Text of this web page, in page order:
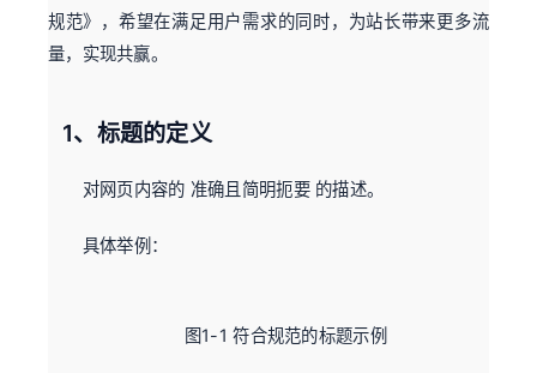
规范》，希望在满足用户需求的同时，为站长带来更多流
量，实现共赢。
1、标题的定义
对网页内容的 准确且简明扼要 的描述。
具体举例：
图1-1 符合规范的标题示例